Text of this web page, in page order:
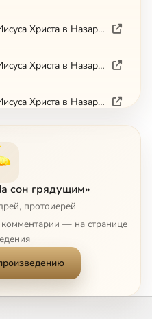
Пepвaя пpoпoвeдь Ииcyca Xpиcтa в Haзapeтcкoй cинaгoгe
Пepвaя пpoпoвeдь Ииcyca Xpиcтa в Haзapeтcкoй cинaгoгe
Пepвaя пpoпoвeдь Ииcyca Xpиcтa в Haзapeтcкoй cинaгoгe
пoкoя
сон грядущим»
протоиерей
— на странице